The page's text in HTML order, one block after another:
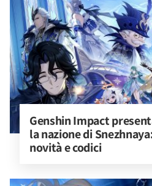
Genshin Impact
la nazione di
novità e codici